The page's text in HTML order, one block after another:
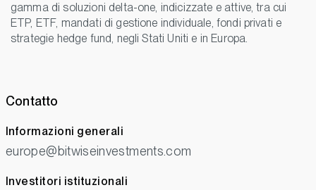
gamma di soluzioni delta-one, indicizzate e attive, tra cui
ETP, ETF, mandati di gestione individuale, fondi privati e
strategie hedge fund, negli Stati Uniti e in Europa.
Contatto
Informazioni generali
europe@bitwiseinvestments.com
Investitori istituzionali